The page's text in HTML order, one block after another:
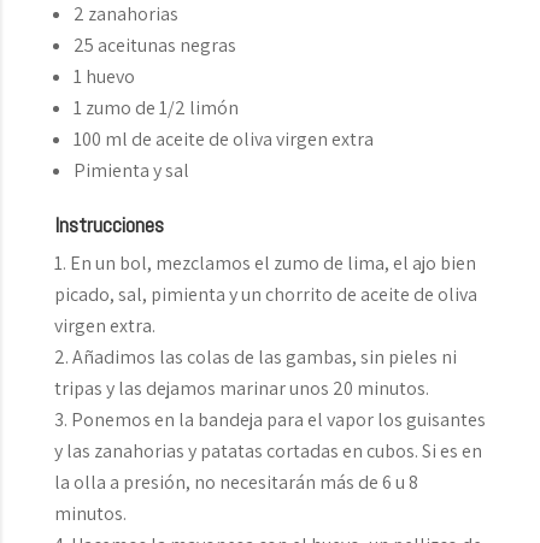
2 zanahorias
25 aceitunas negras
1 huevo
1 zumo de 1/2 limón
100 ml de aceite de oliva virgen extra
Pimienta y sal
Instrucciones
En un bol, mezclamos el zumo de lima, el ajo bien
picado, sal, pimienta y un chorrito de aceite de oliva
virgen extra.
Añadimos las colas de las gambas, sin pieles ni
tripas y las dejamos marinar unos 20 minutos.
Ponemos en la bandeja para el vapor los guisantes
y las zanahorias y patatas cortadas en cubos. Si es en
la olla a presión, no necesitarán más de 6 u 8
minutos.